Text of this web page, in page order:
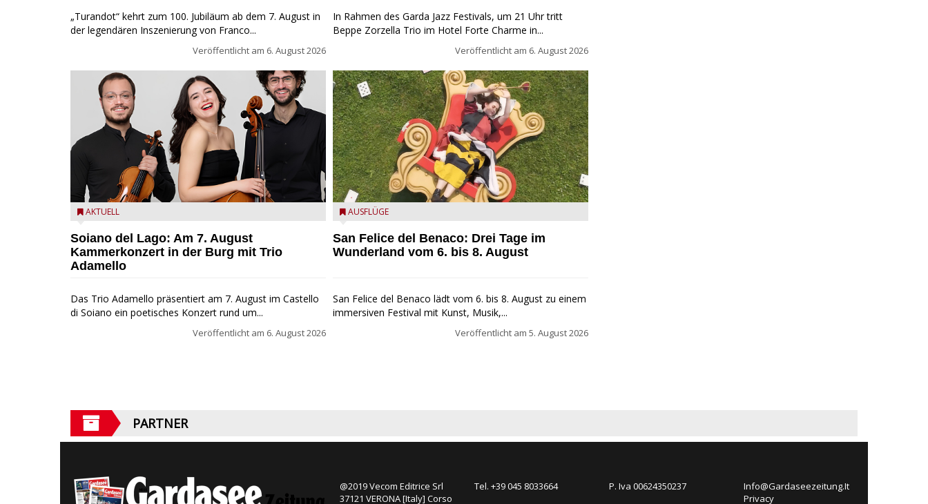
„Turandot“ kehrt zum 100. Jubiläum ab dem 7. August in
der legendären Inszenierung von Franco...
Veröffentlicht am 6. August 2026
Trio Adamello
AKTUELL
Soiano del Lago: Am 7. August
Kammerkonzert in der Burg mit Trio
Adamello
Das Trio Adamello präsentiert am 7. August im Castello
di Soiano ein poetisches Konzert rund um...
Veröffentlicht am 6. August 2026
In Rahmen des Garda Jazz Festivals, um 21 Uhr tritt
Beppe Zorzella Trio im Hotel Forte Charme in...
Veröffentlicht am 6. August 2026
San Felice del Benaco: Drei Tage im Wunderland
AUSFLÜGE
San Felice del Benaco: Drei Tage im
Wunderland vom 6. bis 8. August
San Felice del Benaco lädt vom 6. bis 8. August zu einem
immersiven Festival mit Kunst, Musik,...
Veröffentlicht am 5. August 2026
PARTNER
@2019 Vecom Editrice Srl
37121 VERONA [Italy] Corso
Tel. +39 045 8033664 P. Iva 00624350237
Info@Gardaseezeitung.It
Privacy